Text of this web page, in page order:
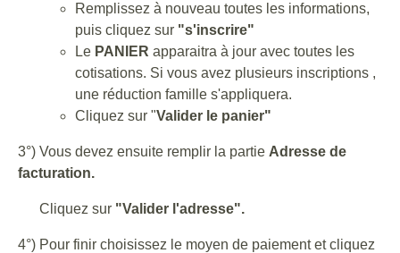
Remplissez à nouveau toutes les informations,
puis cliquez sur "s'inscrire"
Le PANIER apparaitra à jour avec toutes les
cotisations. Si vous avez plusieurs inscriptions ,
une réduction famille s'appliquera.
Cliquez sur "Valider le panier"
3°) Vous devez ensuite remplir la partie Adresse de
facturation.
Cliquez sur "Valider l'adresse".
4°) Pour finir choisissez le moyen de paiement et cliquez